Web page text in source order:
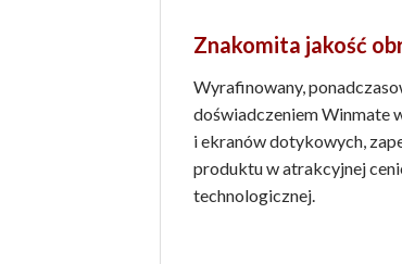
Znakomita jakość
Wyrafinowany,
doświadczeniem Winmate
i ekranów dotykowych,
produktu w atrakcyjnej
technologicznej.